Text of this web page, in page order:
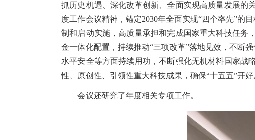
抓历史机遇、深化改革创新、全面实现高质量发展的
度工作会议精神，锚定2030年全面实现“四个率先”的
制和启动实施，高质量承担和完成国家重大科技任务
金一体化配置，持续推动“三项改革”落地见效，不断
水平安全等方面持续用功，不断强化无机材料国家战
性、原创性、引领性重大科技成果，确保“十五五”开好
会议还研究了年度相关专项工作。